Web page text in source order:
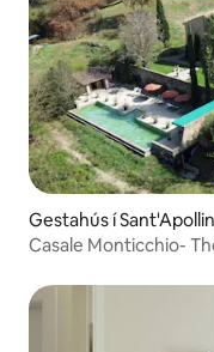
Gestahús í
Casale Monticchio-